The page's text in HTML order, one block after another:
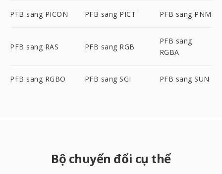
PFB sang PICON PFB sang PICT PFB sang PNM
PFB sang RAS PFB sang RGB
PFB sang
RGBA
PFB sang RGBO PFB sang SGI PFB sang SUN
Bộ chuyển đổi cụ thể